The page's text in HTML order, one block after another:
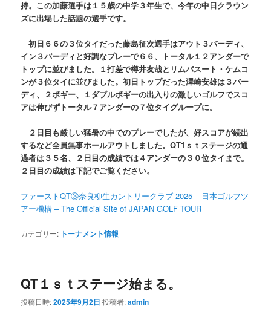
持。この加藤選手は１５歳の中学３年生で、今年の中日クラウン
ズに出場した話題の選手です。
初日６６の３位タイだった藤島征次選手はアウト３バーディ、
イン３バーディと好調なプレーで６６、トータル１２アンダーで
トップに並びました。１打差で樽井友哉とリムパスート・ケムコ
ンが３位タイに並びました。初日トップだった澤崎安雄は３バー
ディ、２ボギー、１ダブルボギーの出入りの激しいゴルフでスコ
アは伸びずトータル７アンダーの７位タイグループに。
２日目も厳しい猛暑の中でのプレーでしたが、好スコアが続出
するなど全員無事ホールアウトしました。QT1ｓｔステージの通
過者は３５名、２日目の成績では４アンダーの３０位タイまで。
２日目の成績は下記でご覧ください。
ファーストQT③奈良柳生カントリークラブ 2025 – 日本ゴルフツ
アー機構 – The Official Site of JAPAN GOLF TOUR
カテゴリー: トーナメント情報
QT１ｓｔステージ始まる。
投稿日時:2025年9月2日 投稿者:admin